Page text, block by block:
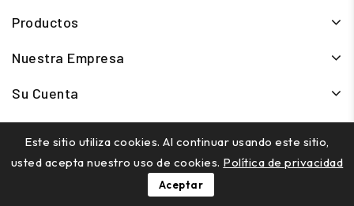
Productos
Nuestra Empresa
Su Cuenta
Este sitio utiliza cookies. Al continuar usando este sitio,
usted acepta nuestro uso de cookies. Política de privacidad
Aceptar